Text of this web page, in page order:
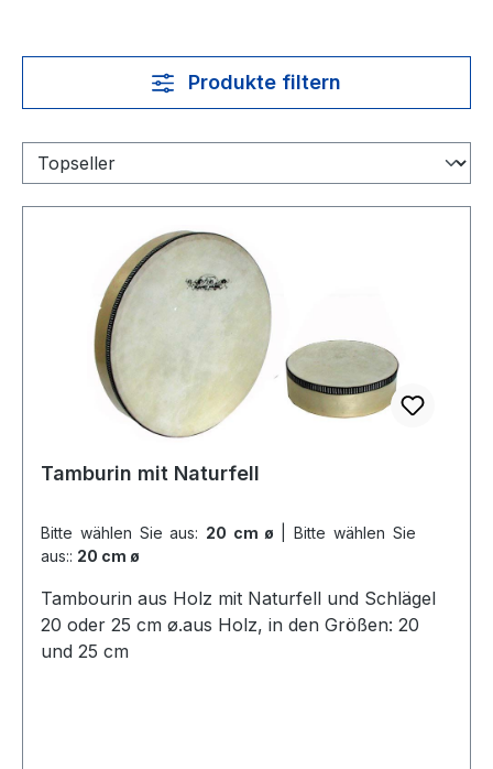
Produkte filtern
Tamburin mit Naturfell
Bitte wählen Sie aus: 20 cm ø
aus:: 20 cm ø
Tambourin aus Holz mit Naturfell und Schlägel
20 oder 25 cm ø.aus Holz, in den Größen: 20
und 25 cm